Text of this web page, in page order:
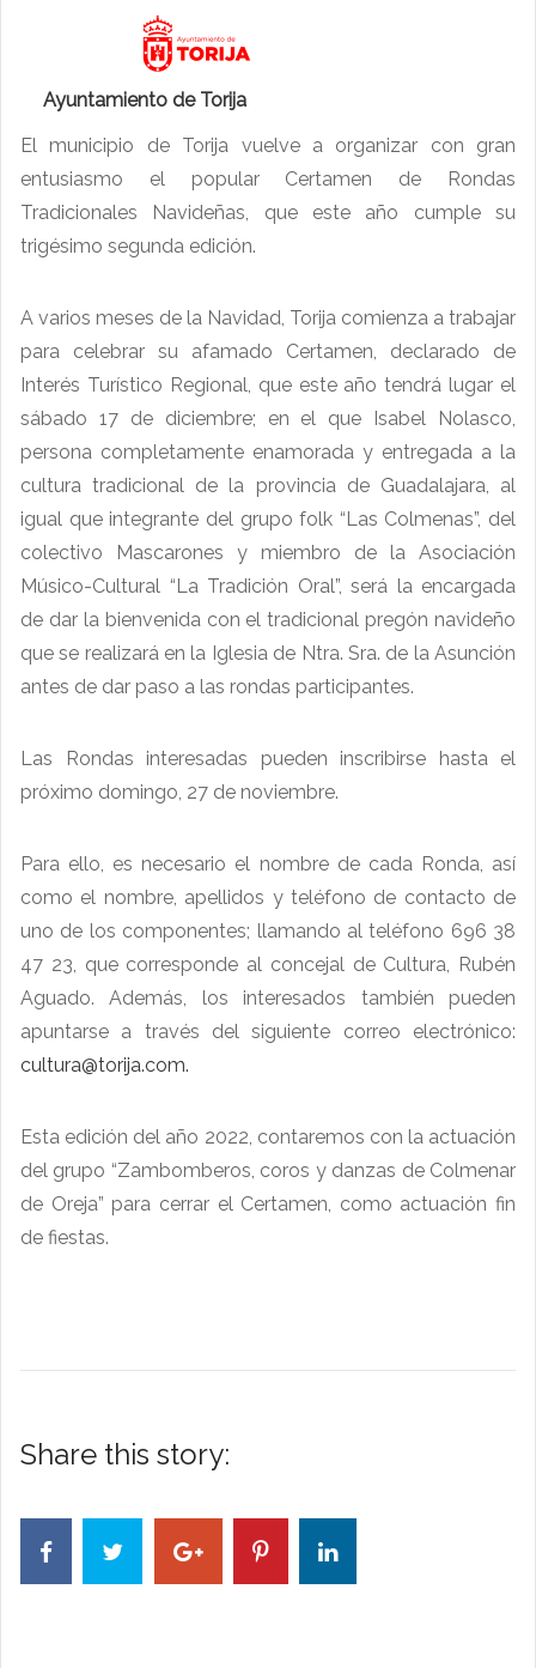
Ayuntamiento de Torija
El municipio de Torija vuelve a organizar con gran
entusiasmo el popular Certamen de Rondas
Tradicionales Navideñas, que este año cumple su
trigésimo segunda edición.
A varios meses de la Navidad, Torija comienza a trabajar
para celebrar su afamado Certamen, declarado de
Interés Turístico Regional, que este año tendrá lugar el
sábado 17 de diciembre; en el que Isabel Nolasco,
persona completamente enamorada y entregada a la
cultura tradicional de la provincia de Guadalajara, al
igual que integrante del grupo folk “Las Colmenas”, del
colectivo Mascarones y miembro de la Asociación
Músico-Cultural “La Tradición Oral”, será la encargada
de dar la bienvenida con el tradicional pregón navideño
que se realizará en la Iglesia de Ntra. Sra. de la Asunción
antes de dar paso a las rondas participantes.
Las Rondas interesadas pueden inscribirse hasta el
próximo domingo, 27 de noviembre.
Para ello, es necesario el nombre de cada Ronda, así
como el nombre, apellidos y teléfono de contacto de
uno de los componentes; llamando al teléfono 696 38
47 23, que corresponde al concejal de Cultura, Rubén
Aguado. Además, los interesados también pueden
apuntarse a través del siguiente correo electrónico:
cultura@torija.com.
Esta edición del año 2022, contaremos con la actuación
del grupo “Zambomberos, coros y danzas de Colmenar
de Oreja” para cerrar el Certamen, como actuación fin
de fiestas.
Share this story: